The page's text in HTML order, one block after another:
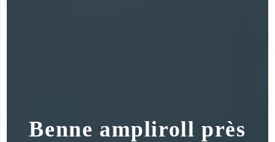
Benne ampliroll près